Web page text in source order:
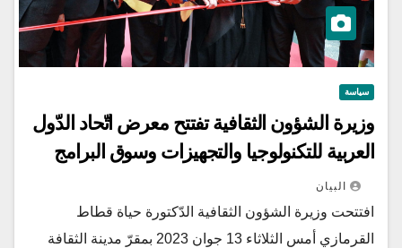
سياسة
وزيرة الشؤون الثقافية تفتتح معرض اتّحاد الدّول
العربية للتكنولوجيا والتجهيزات وسوق البرامج
البيان
افتتحت وزيرة الشؤون الثقافية الدّكتورة حياة قطاط
القرمازي أمس الثلاثاء 13 جوان 2023 بمقرّ مدينة الثقافة